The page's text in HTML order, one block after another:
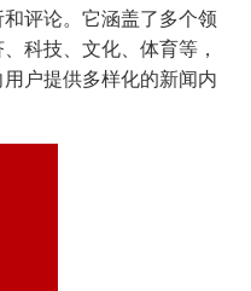
评论。它涵盖了多个领
科技、文化、体育等，
户提供多样化的新闻内